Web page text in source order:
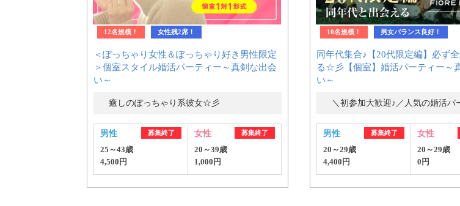
12名規模！ 女性残2席！
＜ぽっちゃり女性＆ぽっちゃり好き男性限定
＞個室スタイル婚活パーティー～真剣な出会
い～
癒しのぽっちゃり系彼女☆彡
男性 募集終了
25～43歳
4,500円
女性 募集終了
20～39歳
1,000円
10名規模！ 男女バランス良好！
同年代集合♪【20代限定編】必ず
る☆彡【個室】婚活パーティー～
い～
男性 募集終了
20～29歳
4,400円
女性
20～29歳
0円